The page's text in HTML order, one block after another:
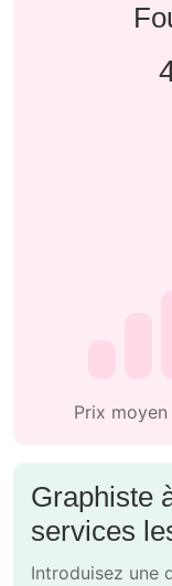
Prix
Graphiste
services
Introduisez une